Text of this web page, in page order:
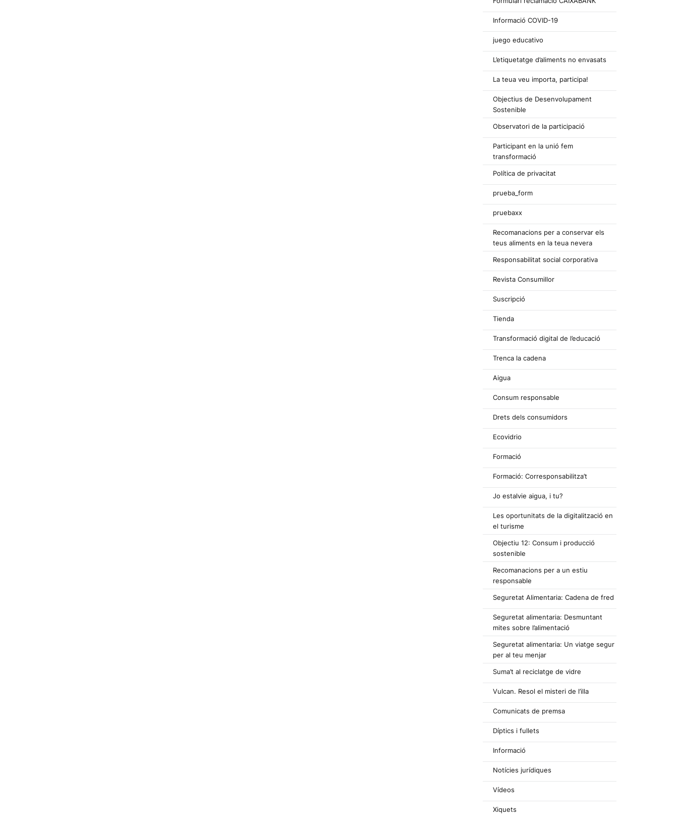
Informació COVID-19
juego educativo
L’etiquetatge d’aliments no envasats
La teua veu importa, participa!
Objectius de Desenvolupament
Sostenible
Observatori de la participació
Participant en la unió fem
transformació
Política de privacitat
prueba_form
pruebaxx
Recomanacions per a conservar els
teus aliments en la teua nevera
Responsabilitat social corporativa
Revista Consumillor
Suscripció
Tienda
Transformació digital de l’educació
Trenca la cadena
Aigua
Consum responsable
Drets dels consumidors
Ecovidrio
Formació
Formació: Corresponsabilitza’t
Jo estalvie aigua, i tu?
Les oportunitats de la digitalització en
el turisme
Objectiu 12: Consum i producció
sostenible
Recomanacions per a un estiu
responsable
Seguretat Alimentaria: Cadena de fred
Seguretat alimentaria: Desmuntant
mites sobre l’alimentació
Seguretat alimentaria: Un viatge segur
per al teu menjar
Suma’t al reciclatge de vidre
Vulcan. Resol el misteri de l’illa
Comunicats de premsa
Díptics i fullets
Informació
Notícies jurídiques
Vídeos
Xiquets